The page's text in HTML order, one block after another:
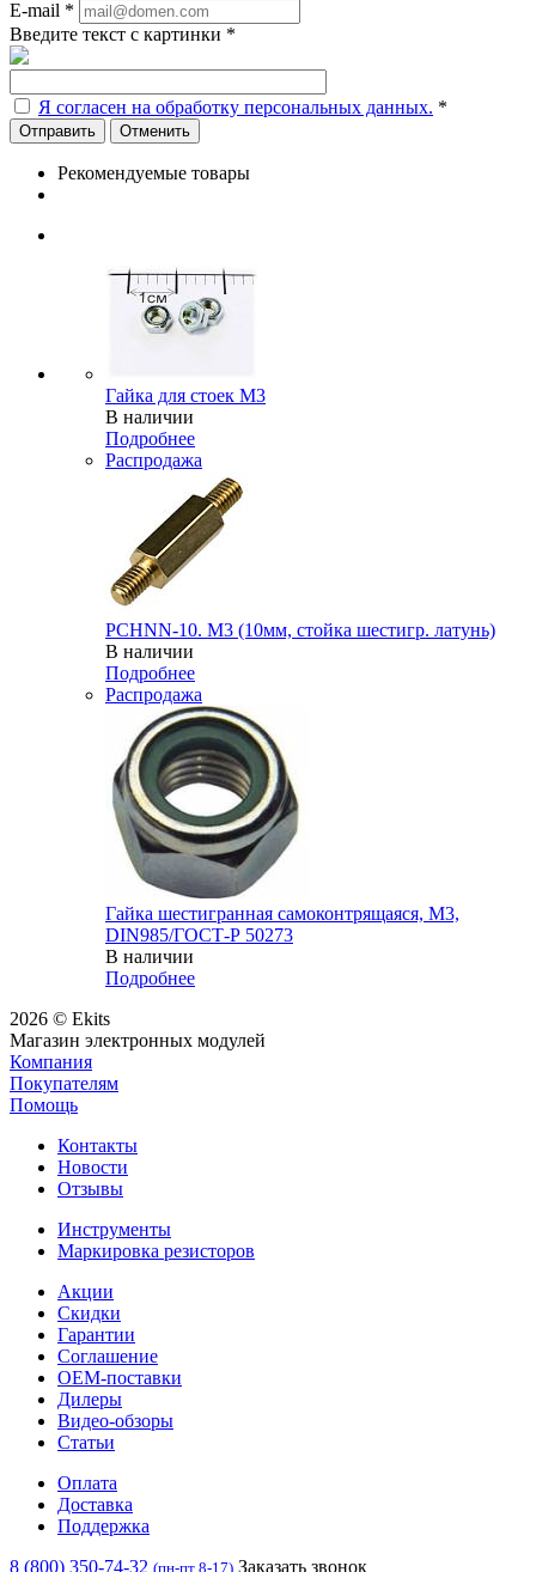
E-mail *
Введите текст с картинки *
Я согласен на обработку персональных данных. *
Отменить
Рекомендуемые товары
Гайка для стоек М3
В наличии
Подробнее
Распродажа
PCHNN-10. M3 (10мм, стойка шестигр. латунь)
В наличии
Подробнее
Распродажа
Гайка шестигранная самоконтрящаяся, М3,
DIN985/ГОСТ-Р 50273
В наличии
Подробнее
2026 © Ekits
Магазин электронных модулей
Компания
Покупателям
Помощь
Контакты
Новости
Отзывы
Инструменты
Маркировка резисторов
Акции
Скидки
Гарантии
Соглашение
OEM-поставки
Дилеры
Видео-обзоры
Статьи
Оплата
Доставка
Поддержка
8 (800) 350-74-32 (пн-пт 8-17) Заказать звонок